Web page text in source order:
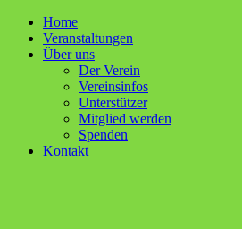
Home
Ver­an­stal­tun­gen
Über uns
Der Ver­ein
Ver­ein­sin­fos
Unter­stüt­zer
Mit­glied werden
Spen­den
Kon­takt